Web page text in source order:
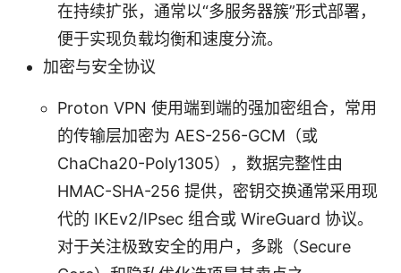
在持续扩张，通常以“多服务器簇”形式部署，
便于实现负载均衡和速度分流。
加密与安全协议
Proton VPN 使用端到端的强加密组合，常用
的传输层加密为 AES-256-GCM（或
ChaCha20-Poly1305），数据完整性由
HMAC-SHA-256 提供，密钥交换通常采用现
代的 IKEv2/IPsec 组合或 WireGuard 协议。
对于关注极致安全的用户，多跳（Secure